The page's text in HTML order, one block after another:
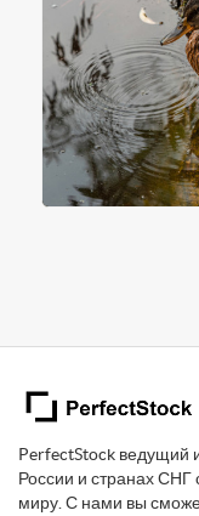
PerfectStock ведущий
России и странах СНГ
миру. С нами вы